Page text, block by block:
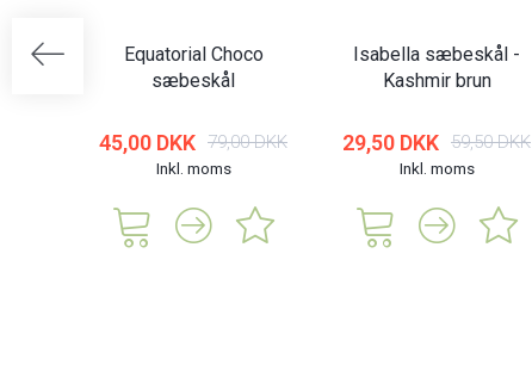
Equatorial Choco
sæbeskål
45,00 DKK 79,00 DKK
Inkl. moms
Isabella sæbeskål -
Kashmir brun
29,50 DKK 59,50 DKK
Inkl. moms